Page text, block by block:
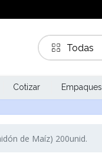
Todas
Cotizar Empaques
de Maíz) 200unid.